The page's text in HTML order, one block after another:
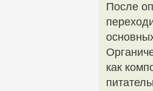
После
как